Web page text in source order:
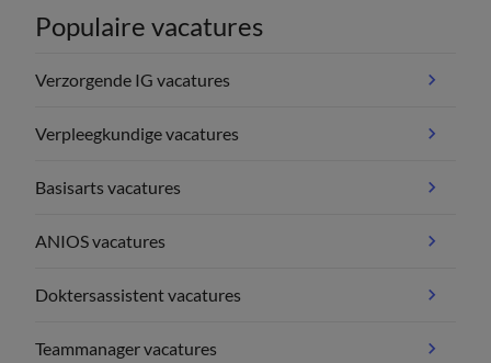
Populaire vacatures
Verzorgende IG vacatures
Verpleegkundige vacatures
Basisarts vacatures
ANIOS vacatures
Doktersassistent vacatures
Teammanager vacatures